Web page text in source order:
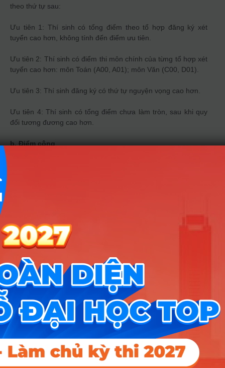
theo thứ tự sau:
Ưu tiên 1: Thí sinh có tổng điểm theo tổ hợp đăng ký xét
tuyển cao hơn, không tính đến điểm ưu tiên.
Ưu tiên 2: Thí sinh có điểm thi môn chính của từng tổ hợp xét
tuyển cao hơn: môn Toán (A00, A01); môn Văn (C00, D01).
Ưu tiên 3: Thí sinh đăng ký có thứ tự nguyện vọng cao hơn.
Ưu tiên 4: Thí sinh có tổng điểm chưa làm tròn, sau khi quy
đổi tương đương cao hơn.
b. Điểm cộng
Academic/TOEFL iBT/TOEIC được các tổ chức quốc tế cấp
có thời hạn trong 02 năm tính tới thời điểm tiếp nhận hồ sơ
đăng ký xét tuyển của Học viện Tòa án có thể quy đổi thành
điểm cộng để xét tuyển, thông tin quy đổi như bảng dưới đây: